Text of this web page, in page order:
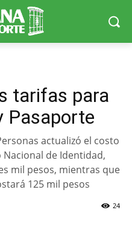
tarifas para
Pasaporte
actualizó el costo
de Identidad,
mil pesos, mientras que
125 mil pesos
24